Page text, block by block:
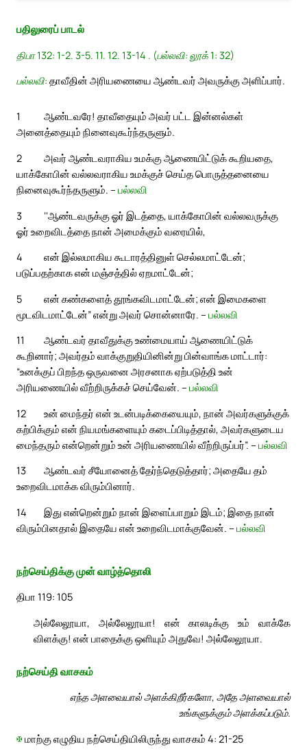
பதிலுரைப் பாடல்
திபா 132: 1-2. 3-5. 11. 12. 13-14 . (பல்லவி: லூக் 1: 32)
பல்லவி: தாவீதின் அரியணையை ஆண்டவர் அவருக்கு அளிப்பார்.
1
ஆண்டவரே! தாவீதையும் அவர் பட்ட இன்னல்கள்
அனைத்தையும் நினைவுகூர்ந்தருளும்.
2
அவர் ஆண்டவராகிய உமக்கு ஆணையிட்டுக் கூறியதை,
யாக்கோபின் வல்லவராகிய உமக்குச் செய்த பொருத்தனையை
நினைவுகூர்ந்தருளும். – பல்லவி
3
‘‘ஆண்டவருக்கு ஓர் இடத்தை, யாக்கோபின் வல்லவருக்கு
ஓர் உறைவிடத்தை நான் அமைக்கும் வரையில்,
4
என் இல்லமாகிய கூடாரத்தினுள் செல்லமாட்டேன்;
படுப்பதற்காக என் மஞ்சத்தில் ஏறமாட்டேன்;
5
என் கண்களைத் தூங்கவிடமாட்டேன்; என் இமைகளை
மூடவிடமாட்டேன்” என்று அவர் சொன்னாரே. – பல்லவி
11
ஆண்டவர் தாவீதுக்கு உண்மையாய் ஆணையிட்டுக்
கூறினார்; அவர்தம் வாக்குறுதியினின்று பின்வாங்க மாட்டார்:
“உனக்குப் பிறந்த ஒருவனை அரசனாக ஏற்படுத்தி உன்
அரியணையில் வீற்றிருக்கச் செய்வேன். – பல்லவி
12
உன் மைந்தர் என் உடன்படிக்கையையும், நான் அவர்களுக்குக்
கற்பிக்கும் என் நியமங்களையும் கடைப்பிடித்தால், அவர்களுடைய
மைந்தரும் என்றென்றும் உன் அரியணையில் வீற்றிருப்பர்”. – பல்லவி
13
ஆண்டவர் சீயோனைத் தேர்ந்தெடுத்தார்; அதையே தம்
உறைவிடமாக்க விரும்பினார்.
14
இது என்றென்றும் நான் இளைப்பாறும் இடம்; இதை நான்
விரும்பினதால் இதையே என் உறைவிடமாக்குவேன். – பல்லவி
நற்செய்திக்கு முன் வாழ்த்தொலி
திபா 119: 105
அல்லேலூயா, அல்லேலூயா! என் காலடிக்கு உம் வாக்கே
விளக்கு! என் பாதைக்கு ஒளியும் அதுவே! அல்லேலூயா.
நற்செய்தி வாசகம்
எந்த அளவையால் அளக்கிறீர்களோ, அதே அளவையால்
உங்களுக்கும் அளக்கப்படும்.
✠மாற்கு எழுதிய நற்செய்தியிலிருந்து வாசகம் 4: 21-25